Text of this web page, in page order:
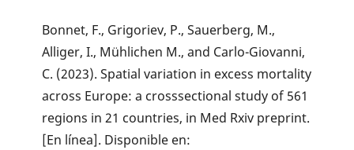
Bonnet, F., Grigoriev, P., Sauerberg, M.,
Alliger, I., Mühlichen M., and Carlo-Giovanni,
C. (2023). Spatial variation in excess mortality
across Europe: a crosssectional study of 561
regions in 21 countries, in Med Rxiv preprint.
[En línea]. Disponible en: